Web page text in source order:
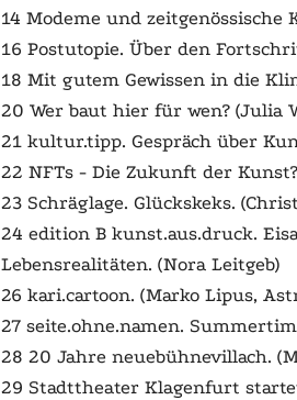
14 Modeme und
16 Postutopie. Über den
18 Mit gutem Gewissen in die
20 Wer baut hier für wen? (Julia
21 kultur.tipp. Gespräch über
22 NFTs - Die Zukunft der
23 Schräglage. Glückskeks.
24 edition B kunst.aus.druck.
Lebensrealitäten. (Nora Leitgeb)
26 kari.cartoon. (Marko Lipus,
27 seite.ohne.namen.
28 20 Jahre neuebühnevillach.
29 Stadttheater Klagenfurt